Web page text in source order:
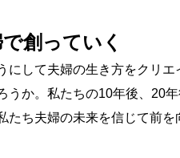
創っていく
にして夫婦の生き方をクリ
うか。私たちの10年後、20
たち夫婦の未来を信じて前を